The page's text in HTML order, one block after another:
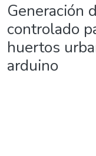
Generación
controlado
huertos
arduino